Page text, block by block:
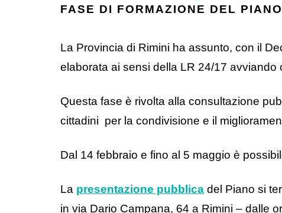
FASE DI FORMAZIONE DEL PIANO
La Provincia di Rimini ha assunto, con il
elaborata ai sensi della LR 24/17
Questa fase è rivolta alla consultazione
cittadini per la condivisione e il
Dal 14 febbraio e fino al 5 maggio è
La presentazione pubblica del Piano si
in via Dario Campana, 64 a Rimini – dalle